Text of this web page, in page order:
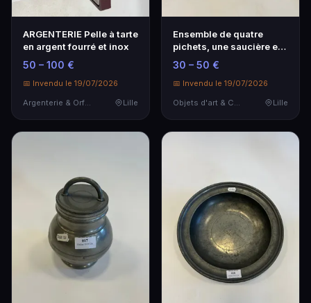
ARGENTERIE Pelle à tarte
en argent fourré et inox
50 – 100 €
📅 Invendu le 19/07/2026
Lille
Ensemble de quatre
pichets, une saucière et
une coupelle en …
30 – 50 €
📅 Invendu le 19/07/2026
Lille